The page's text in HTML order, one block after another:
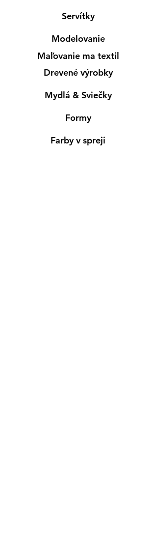
Servítky
Modelovanie
Maľovanie ma textil
Drevené výrobky
Mydlá & Sviečky
Formy
Farby v spreji